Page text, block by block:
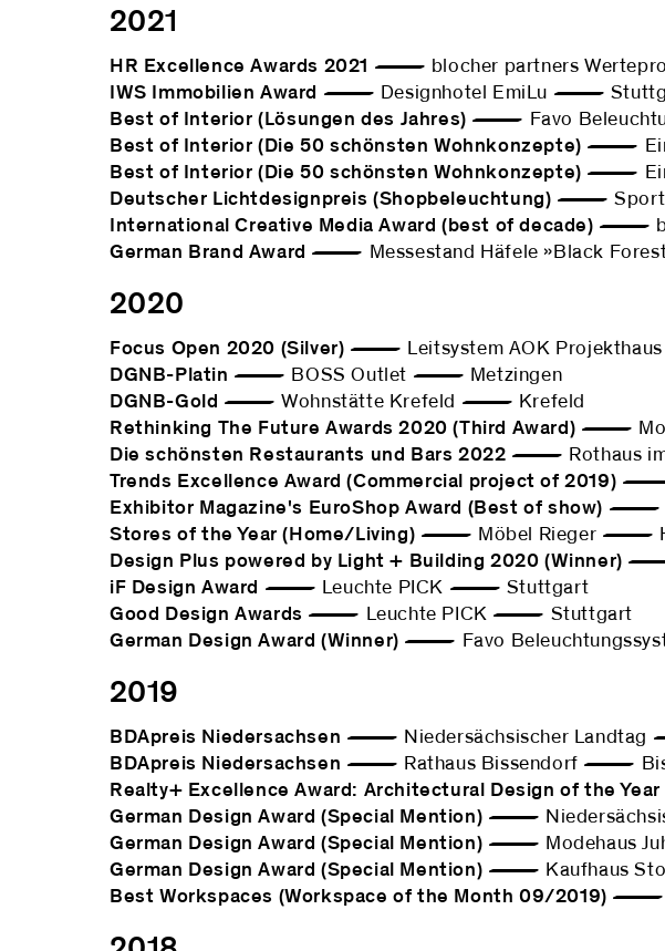
2021
HR Excellence Awards 2021 — blocher partners
IWS Immobilien Award — Designhotel EmiLu —
Best of Interior (Lösungen des Jahres) — Favo
Best of Interior (Die 50 schönsten Wohnkonzepte) —
Best of Interior (Die 50 schönsten Wohnkonzepte) —
Deutscher Lichtdesignpreis (Shopbeleuchtung) —
International Creative Media Award (best of decade) —
German Brand Award — Messestand Häfele »Black
2020
Focus Open 2020 (Silver) — Leitsystem AOK
DGNB-Platin — BOSS Outlet — Metzingen
DGNB-Gold — Wohnstätte Krefeld — Krefeld
Rethinking The Future Awards 2020 (Third Award) —
Die schönsten Restaurants und Bars 2022 — Rothaus
Trends Excellence Award (Commercial project of 2019) —
Exhibitor Magazine's EuroShop Award (Best of show) —
Stores of the Year (Home/Living) — Möbel Rieger —
Design Plus powered by Light + Building 2020 (Winner) —
iF Design Award — Leuchte PICK — Stuttgart
Good Design Awards — Leuchte PICK — Stuttgart
German Design Award (Winner) — Favo
2019
BDApreis Niedersachsen — Niedersächsischer
BDApreis Niedersachsen — Rathaus Bissendorf —
Realty+ Excellence Award: Architectural Design of the Year
German Design Award (Special Mention) —
German Design Award (Special Mention) — Modehaus
German Design Award (Special Mention) — Kaufhaus
Best Workspaces (Workspace of the Month 09/2019) —